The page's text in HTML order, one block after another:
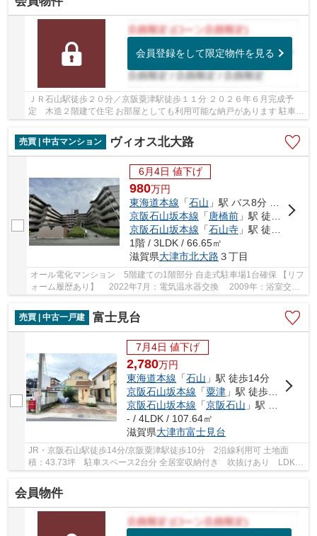
会員登録をして限定物件を見る
ＪＲ石山駅徒歩２０分／京阪粟津駅徒歩１１分 ２０２６年６月完成予
定 木造２階建て住宅 お部屋としても利用可能な納戸があります 駐車１
売買 | 中古マンション
ヴィオス北大路
6月4日 値下げ
980万円
東海道本線 「石山 」駅 バス8分 「石山高校前」 停歩12分
京阪石山坂本線 「 唐橋前」駅 徒歩23分
京阪石山坂本線 「石山寺」駅 徒歩26分
1階 / 3LDK / 66.65㎡
滋賀県大津市北大路 ３丁目
オール電化マンション 5階建ての1階部分 自走式駐車場1台確保 【リフ
ォーム履歴あり】 2022年7月：電気温水器交換 2009年：浴室交
売買 | 中古一戸建
富士見台
7月4日 値下げ
2,780万円
東海道本線 「石山 」駅 徒歩14分
京阪石山坂本線 「粟津 」駅 徒歩10分
京阪石山坂本線 「京阪石山 」駅 徒歩14分
- / 4LDK / 107.64㎡
滋賀県大津市富士見台
JR・京阪石山駅徒歩14分/京阪粟津駅徒歩10分 2沿線利用可 土地面
積：43.73坪 駐車スペース2台分 全居室収納付き 吹抜けあり LDK
広々約19.5帖 4年前に給湯器交換、半年前にトイレ・...
会員物件